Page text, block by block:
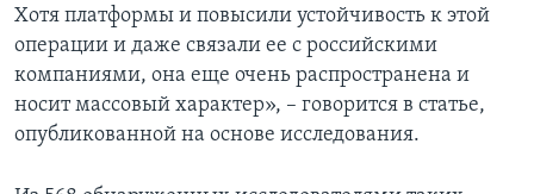
Хотя платформы и повысили устойчивость к этой
операции и даже связали ее с российскими
компаниями, она еще очень распространена и
носит массовый характер», – говорится в статье,
опубликованной на основе исследования.